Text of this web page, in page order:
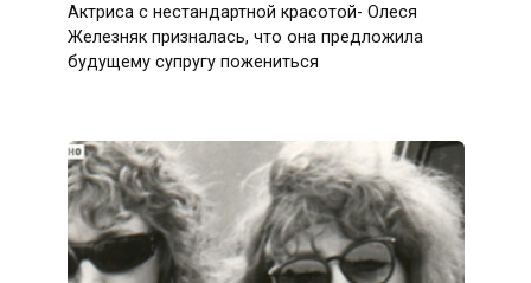
Актриса с нестандартной красотой- Олеся
Железняк призналась, что она предложила
будущему супругу пожениться